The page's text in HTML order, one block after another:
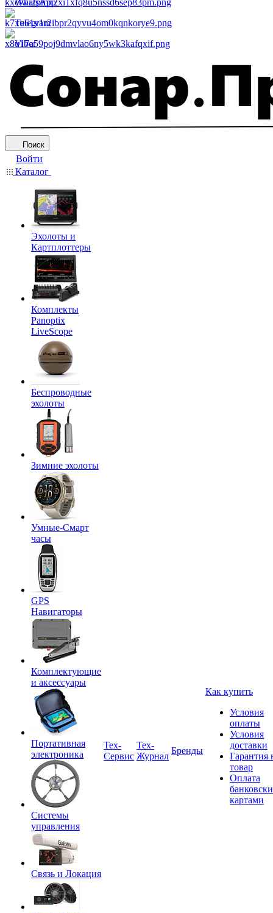
WhatsApp
Telegram
Viber
Поиск
Войти
Каталог
Эхолоты и
Картплоттеры
Комплекты
Panoptix
LiveScope
Беспроводные
эхолоты
Зимние эхолоты
Умные-Смарт
часы
GPS
Навигаторы
Комплектующие
и аксессуары
Портативная
электроника
Системы
управления
Связь и Локация
Tex-
Сервис
Тех-
Журнал
Бренды
Как купить
Условия
оплаты
Условия
доставки
Гарантия
товар
Оплата
картами